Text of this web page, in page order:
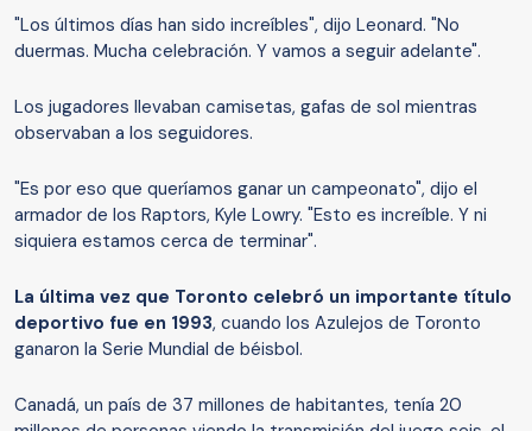
"Los últimos días han sido increíbles", dijo Leonard. "No
duermas. Mucha celebración. Y vamos a seguir adelante".
Los jugadores llevaban camisetas, gafas de sol mientras
observaban a los seguidores.
"Es por eso que queríamos ganar un campeonato", dijo el
armador de los Raptors, Kyle Lowry. "Esto es increíble. Y ni
siquiera estamos cerca de terminar".
La última vez que Toronto celebró un importante título
deportivo fue en 1993, cuando los Azulejos de Toronto
ganaron la Serie Mundial de béisbol.
Canadá, un país de 37 millones de habitantes, tenía 20